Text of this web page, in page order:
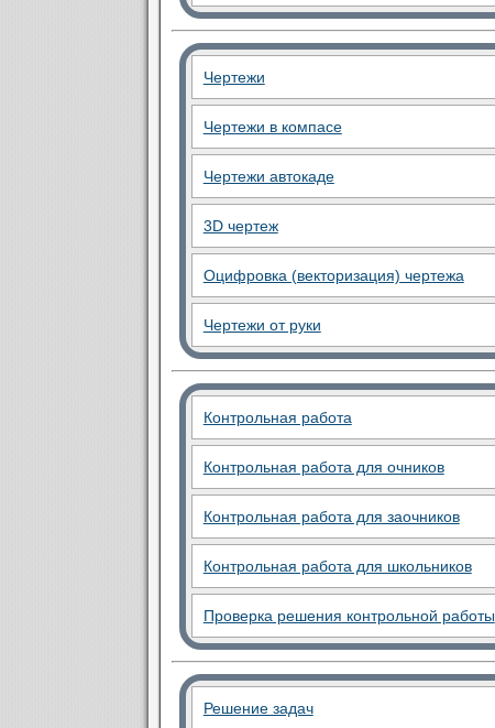
Чертежи
Чертежи в компасе
Чертежи автокаде
3D чертеж
Оцифровка (векторизация) чертежа
Чертежи от руки
Контрольная работа
Контрольная работа для очников
Контрольная работа для заочников
Контрольная работа для школьников
Проверка решения контрольной работы
Решение задач